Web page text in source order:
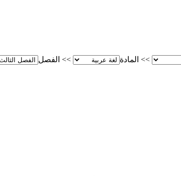
>> المادة >> الفصل